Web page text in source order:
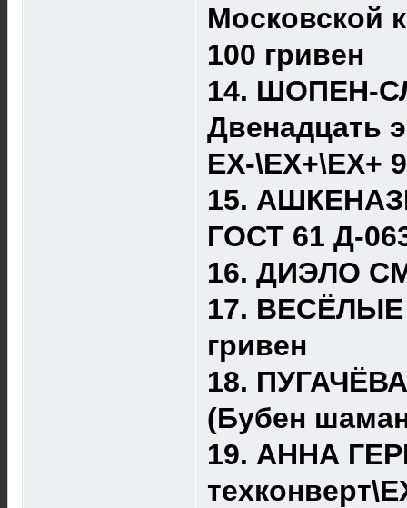
Московской
100 гривен
14. ШОПЕН-
Двенадцать
ЕХ-\ЕХ+\ЕХ+
15.
ГОСТ 61 Д-
16. ДИЭЛО СМ
17. ВЕСЁЛЫЕ
гривен
18.
(Бубен
19. АННА